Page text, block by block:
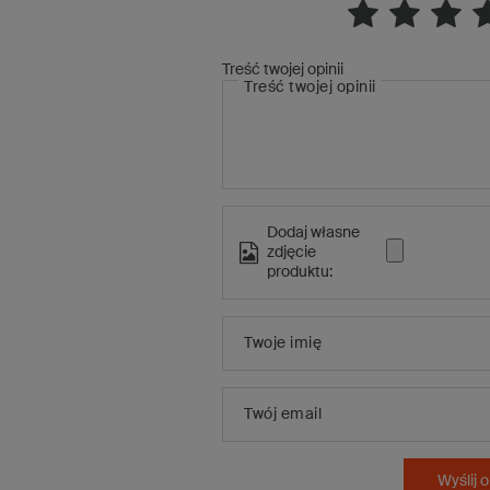
Treść twojej opinii
Treść twojej opinii
Dodaj własne
zdjęcie
produktu:
Twoje imię
Twój email
Wyślij